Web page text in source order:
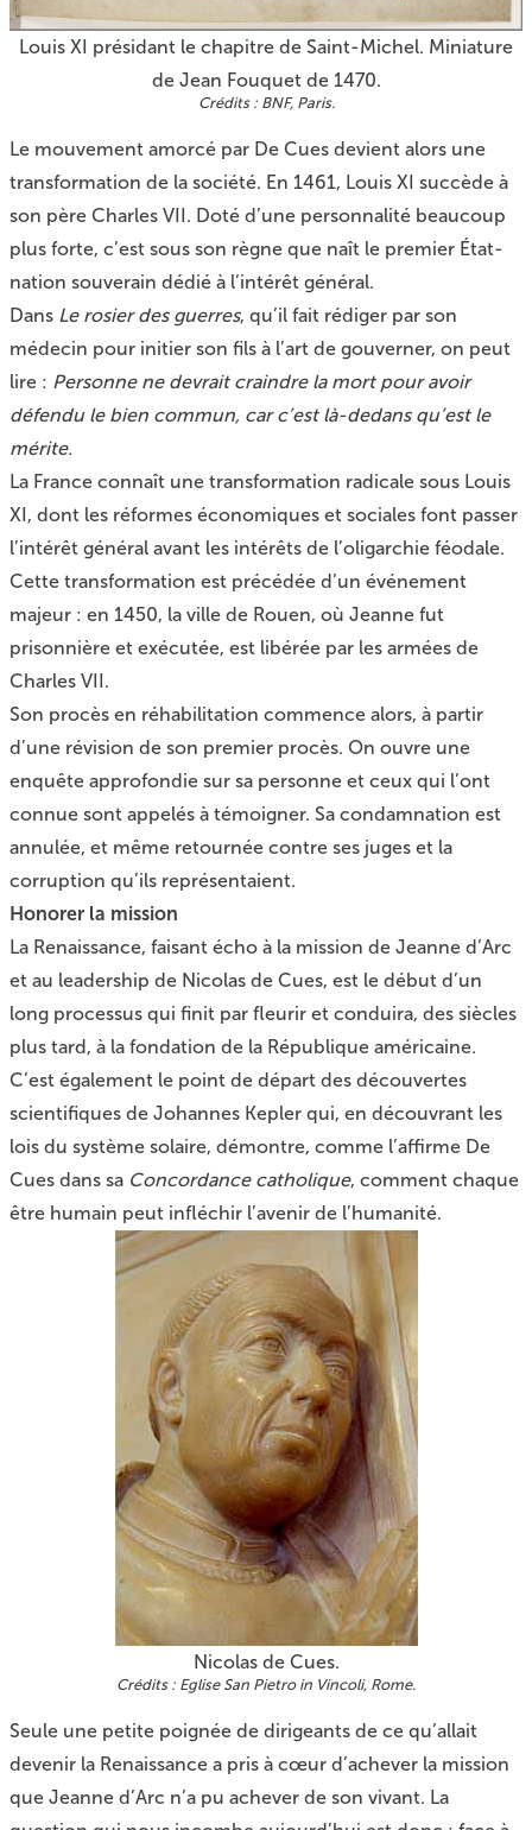
Louis XI présidant le chapitre de Saint-Michel. Miniature
de Jean Fouquet de 1470.
BNF, Paris.
Le mouvement amorcé par De Cues devient alors une
transformation de la société. En 1461, Louis XI succède à
son père Charles VII. Doté d’une personnalité beaucoup
plus forte, c’est sous son règne que naît le premier État-
nation souverain dédié à l’intérêt général.
Dans Le rosier des guerres, qu’il fait rédiger par son
médecin pour initier son fils à l’art de gouverner, on peut
lire : Personne ne devrait craindre la mort pour avoir
défendu le bien commun, car c’est là-dedans qu’est le
mérite.
La France connaît une transformation radicale sous Louis
XI, dont les réformes économiques et sociales font passer
l’intérêt général avant les intérêts de l’oligarchie féodale.
Cette transformation est précédée d’un événement
majeur : en 1450, la ville de Rouen, où Jeanne fut
prisonnière et exécutée, est libérée par les armées de
Charles VII.
Son procès en réhabilitation commence alors, à partir
d’une révision de son premier procès. On ouvre une
enquête approfondie sur sa personne et ceux qui l’ont
connue sont appelés à témoigner. Sa condamnation est
annulée, et même retournée contre ses juges et la
corruption qu’ils représentaient.
Honorer la mission
La Renaissance, faisant écho à la mission de Jeanne d’Arc
et au leadership de Nicolas de Cues, est le début d’un
long processus qui finit par fleurir et conduira, des siècles
plus tard, à la fondation de la République américaine.
C’est également le point de départ des découvertes
scientifiques de Johannes Kepler qui, en découvrant les
lois du système solaire, démontre, comme l’affirme De
Cues dans sa Concordance catholique, comment chaque
être humain peut infléchir l’avenir de l’humanité.
Nicolas de Cues.
Eglise San Pietro in Vincoli, Rome.
Seule une petite poignée de dirigeants de ce qu’allait
devenir la Renaissance a pris à cœur d’achever la mission
que Jeanne d’Arc n’a pu achever de son vivant. La